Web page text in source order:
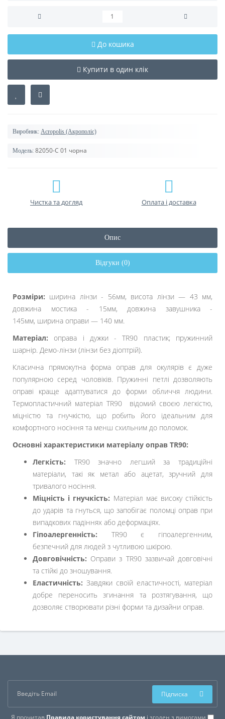
До кошика
Купити в один клік
Виробник: Acropolis (Акрополіс)
Модель: 82050-C 01 чорна
Чистка та догляд Оплата і доставка
Опис
Відгуки (0)
Розміри: ширина лінзи - 56мм, висота лінзи — 43 мм,
довжина мостика - 15мм, довжина завушника -
145мм, ширина оправи — 140 мм.
Матеріал: оправа і дужки - TR90 пластик; пружинний
шарнір. Демо-лінзи (лінзи без діоптрій).
Класична прямокутна форма оправ для окулярів є дуже
популярною серед чоловіків. Пружинні петлі дозволяють
оправі краще адаптуватися до форми обличчя людини.
Термопластичний матеріал TR90 відомий своєю легкістю,
міцністю та гнучкістю, що робить його ідеальним для
комфортного носіння та менш схильним до поломок.
Основні характеристики матеріалу оправ TR90:
Легкість: TR90 значно легший за традиційні
матеріали, такі як метал або ацетат, зручний для
тривалого носіння.
Міцність і гнучкість: Матеріал має високу стійкість
до ударів та гнуться, що запобігає поломці оправ при
випадкових падіннях або деформаціях.
Гіпоалергенність: TR90 є гіпоалергенним,
безпечний для людей з чутливою шкірою.
Довговічність: Оправи з TR90 зазвичай довговічні
та стійкі до зношування.
Еластичність: Завдяки своїй еластичності, матеріал
добре переносить згинання та розтягування, що
дозволяє створювати різні форми та дизайни оправ.
Підписка